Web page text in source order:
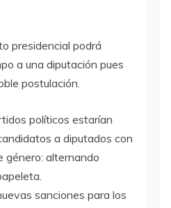
presidencial podrá
a una diputación pues
postulación.
políticos estarían
a diputados con
género: alternando
sanciones para los